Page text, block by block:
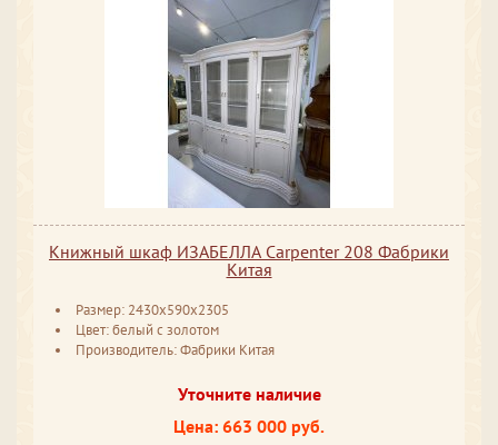
Книжный шкаф ИЗАБЕЛЛА Сarpenter 208 Фабрики
Китая
Размер: 2430x590x2305
Цвет: белый с золотом
Производитель: Фабрики Китая
Уточните наличие
Цена: 663 000 руб.